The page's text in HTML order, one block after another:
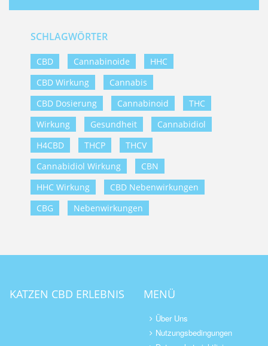
SCHLAGWÖRTER
CBD Cannabinoide
HHC
CBD Wirkung
Cannabis
CBD Dosierung
Cannabinoid
THC
Wirkung
Gesundheit
Cannabidiol
H4CBD
THCP
THCV
Cannabidiol Wirkung
CBN
HHC Wirkung
CBD Nebenwirkungen
CBG
Nebenwirkungen
KATZEN CBD ERLEBNIS MENÜ
Über Uns
Nutzungsbedingungen